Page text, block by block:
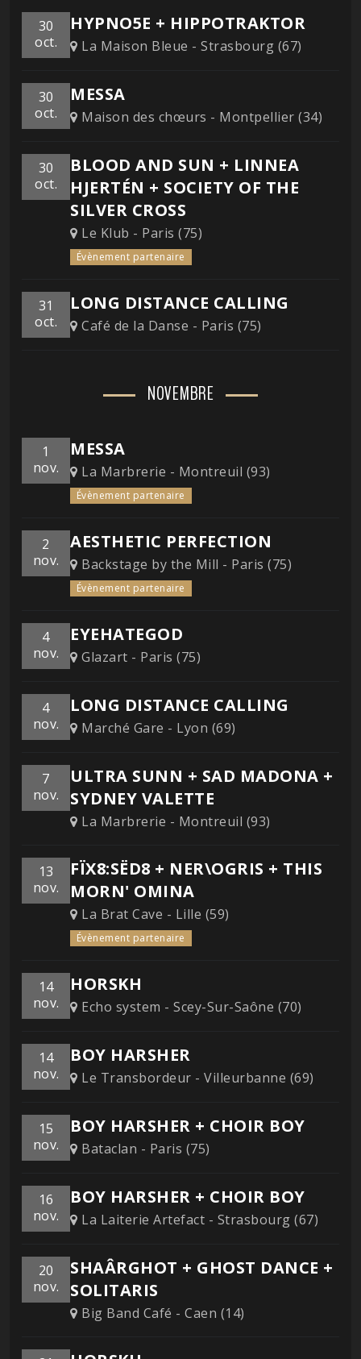
30
oct.
HYPNO5E + HIPPOTRAKTOR
La Maison Bleue - Strasbourg (67)
30
oct.
MESSA
Maison des chœurs - Montpellier (34)
30
oct.
BLOOD AND SUN + LINNEA
HJERTÉN + SOCIETY OF THE
SILVER CROSS
Le Klub - Paris (75)
Évènement partenaire
31
oct.
LONG DISTANCE CALLING
Café de la Danse - Paris (75)
NOVEMBRE
1
nov.
MESSA
La Marbrerie - Montreuil (93)
Évènement partenaire
2
nov.
AESTHETIC PERFECTION
Backstage by the Mill - Paris (75)
Évènement partenaire
4
nov.
EYEHATEGOD
Glazart - Paris (75)
4
nov.
LONG DISTANCE CALLING
Marché Gare - Lyon (69)
7
nov.
ULTRA SUNN + SAD MADONA +
SYDNEY VALETTE
La Marbrerie - Montreuil (93)
13
nov.
FÏX8:SËD8 + NER\OGRIS + THIS
MORN' OMINA
La Brat Cave - Lille (59)
Évènement partenaire
14
nov.
HORSKH
Echo system - Scey-Sur-Saône (70)
14
nov.
BOY HARSHER
Le Transbordeur - Villeurbanne (69)
15
nov.
BOY HARSHER + CHOIR BOY
Bataclan - Paris (75)
16
nov.
BOY HARSHER + CHOIR BOY
La Laiterie Artefact - Strasbourg (67)
20
nov.
SHAÂRGHOT + GHOST DANCE +
SOLITARIS
Big Band Café - Caen (14)